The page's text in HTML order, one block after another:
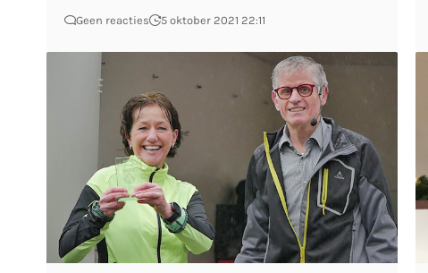
Geen reacties 5 oktober 2021 22:11